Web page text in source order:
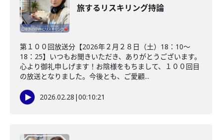
旅するリスキリング持論
第１００回放送分【2026年２月２８日（土）18：10～
18：25】いつもお聞きいただき、ありがとうございます。
心より御礼申しげます！お陰様をもちまして、１００回目
の放送となりました。今後とも、ご愛顧...
2026.02.28 |00:10:21